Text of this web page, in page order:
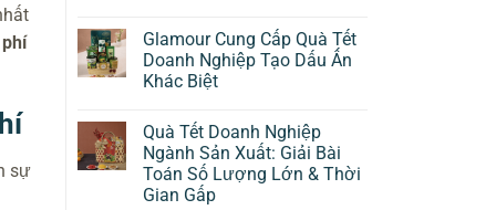
sự
Glamour Cung Cấp Quà Tết
Doanh Nghiệp Tạo Dấu Ấn
Khác Biệt
Quà Tết Doanh Nghiệp
Ngành Sản Xuất: Giải Bài
Toán Số Lượng Lớn & Thời
Gian Gấp